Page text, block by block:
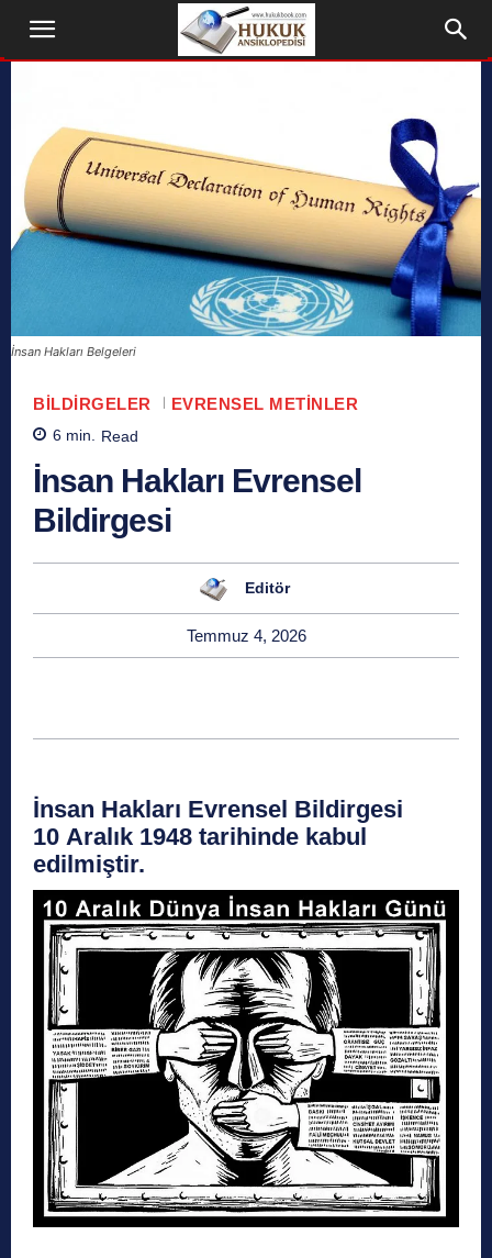
İnsan Hakları Belgeleri
BILDIRGELER EVRENSEL METINLER
6 min. Read
İnsan Hakları Evrensel
Bildirgesi
Editör
Temmuz 4, 2026
İnsan Hakları Evrensel Bildirgesi
10 Aralık 1948 tarihinde kabul
edilmiştir.